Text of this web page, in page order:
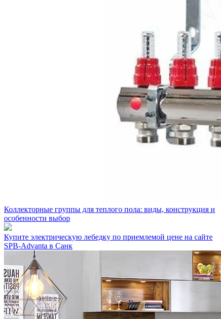
Коллекторные группы для теплого пола: виды, конструкция и
особенности выбор
Купите электрическую лебедку по приемлемой цене на сайте
SPB-Advanta в Санк